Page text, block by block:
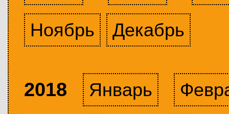
Ноябрь
Декабрь
2018 Январь